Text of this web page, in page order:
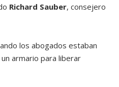
Richard Sauber, consejero
los abogados estaban
armario para liberar